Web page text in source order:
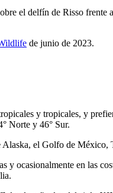
el delfín de Risso
de junio de 2023.
y tropicales, y
° Norte y 46° Sur.
el Golfo de
y ocasionalmente en las